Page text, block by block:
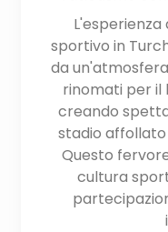
sportivo in
da
rinomati per il
creando
stadio
Questo
cultura